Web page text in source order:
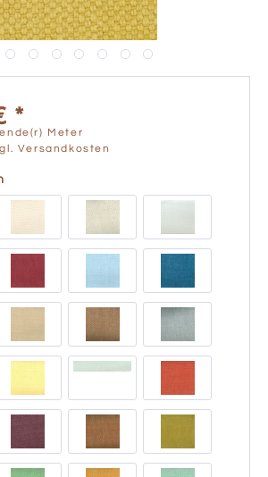
*
Meter
Versandkosten